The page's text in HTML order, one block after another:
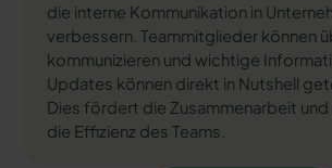
die interne Kommunikation in
verbessern. Teammitglieder können
kommunizieren und wichtige
Updates können direkt in Nutshell
Dies fördert die Zusammenarbeit
die Effizienz des Teams.